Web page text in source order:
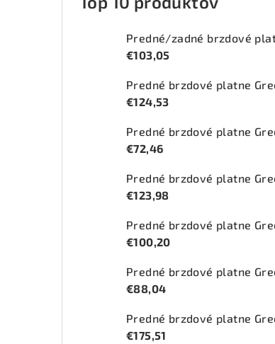
€103,05
€124,53
€72,46
€123,98
€100,20
€88,04
€175,51